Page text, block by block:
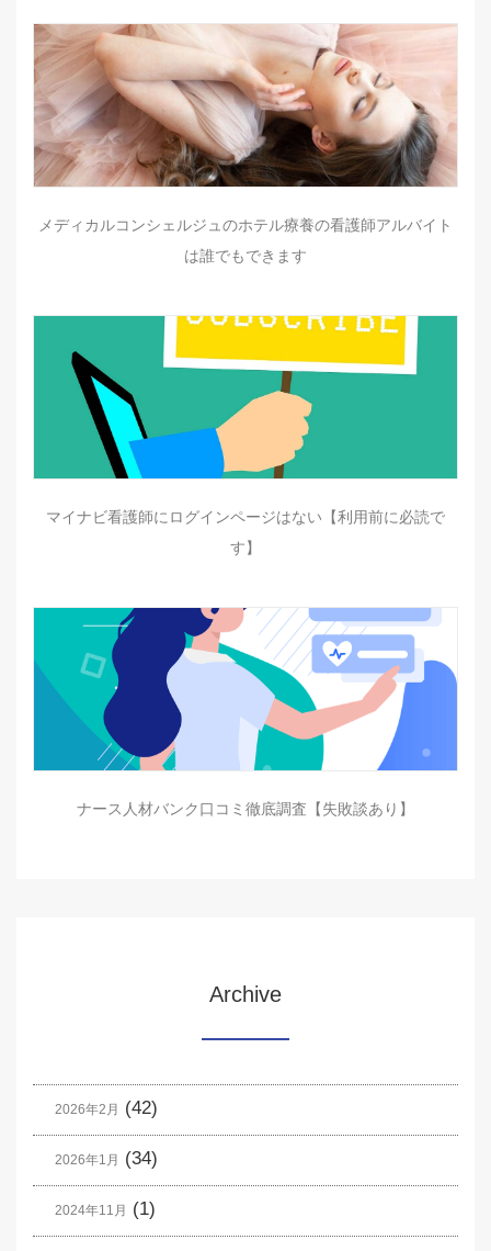
メディカルコンシェルジュのホテル療養の看護師アルバイト
は誰でもできます
マイナビ看護師にログインページはない【利用前に必読で
す】
ナース人材バンク口コミ徹底調査【失敗談あり】
Archive
2026年2月 (42)
2026年1月 (34)
2024年11月 (1)